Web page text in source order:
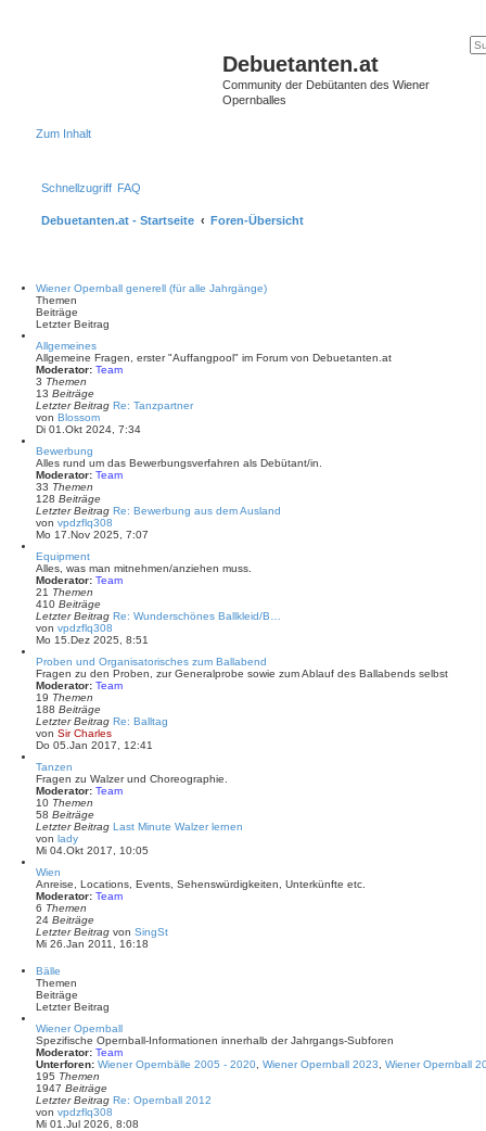
Debuetanten.at
Community der Debütanten des Wiener
Opernballes
Zum Inhalt
Schnellzugriff FAQ
Debuetanten.at - Startseite Foren-Übersicht
Wiener Opernball generell (für alle Jahrgänge)
Themen
Beiträge
Letzter Beitrag
Allgemeines
Allgemeine Fragen, erster "Auffangpool" im Forum von Debuetanten.at
Moderator: Team
3 Themen
13 Beiträge
Letzter Beitrag Re: Tanzpartner
von BlossomN
e
s
t
r
B
e
i
a
g
Di 01.Okt 2024, 7:34
Bewerbung
Alles rund um das Bewerbungsverfahren als Debütant/in.
Moderator: Team
33 Themen
128 Beiträge
Letzter Beitrag Re: Bewerbung aus dem Ausland
von vpdzflq308
e
s
t
B
i
r
a
g
Mo 17.Nov 2025, 7:07
Equipment
Alles, was man mitnehmen/anziehen muss.
Moderator: Team
21 Themen
410 Beiträge
Letzter Beitrag Re: Wunderschönes Ballkleid/B…
von vpdzflq308
e
e
s
t
B
i
a
g
Mo 15.Dez 2025, 8:51
Proben und Organisatorisches zum Ballabend
Fragen zu den Proben, zur Generalprobe sowie zum Ablauf des Ballabends selbst
Moderator: Team
19 Themen
188 Beiträge
Letzter Beitrag Re: Balltag
von Sir CharlesN
e
s
t
B
i
a
g
Do 05.Jan 2017, 12:41
Tanzen
Fragen zu Walzer und Choreographie.
Moderator: Team
10 Themen
58 Beiträge
Letzter Beitrag Last Minute Walzer lernen
von ladyN
e
s
t
e
r
B
e
g
Mi 04.Okt 2017, 10:05
Wien
Anreise, Locations, Events, Sehenswürdigkeiten, Unterkünfte etc.
Moderator: Team
6 Themen
24 Beiträge
Letzter Beitrag von SingStN
e
t
g
Mi 26.Jan 2011, 16:18
Bälle
Themen
Beiträge
Letzter Beitrag
Wiener Opernball
Spezifische Opernball-Informationen innerhalb der Jahrgangs-Subforen
Moderator: Team
Unterforen: Wiener Opernbälle 2005 - 2020 Wiener Opernball 2023
Wiener Opernball
195 Themen
1947 Beiträge
Letzter Beitrag Re: Opernball 2012
von vpdzflq308
e
Mi 01.Jul 2026, 8:08